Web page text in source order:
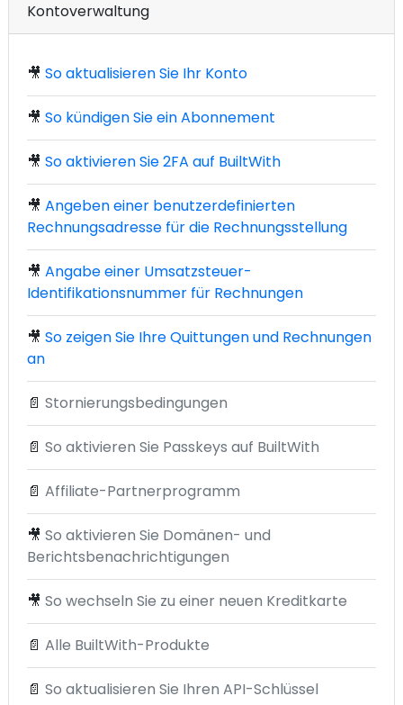
Kontoverwaltung
🎥 So aktualisieren Sie Ihr Konto
🎥 So kündigen Sie ein Abonnement
🎥 So aktivieren Sie 2FA auf BuiltWith
🎥 Angeben einer benutzerdefinierten
Rechnungsadresse für die Rechnungsstellung
🎥 Angabe einer Umsatzsteuer-
Identifikationsnummer für Rechnungen
🎥 So zeigen Sie Ihre Quittungen und Rechnungen
an
📄 Stornierungsbedingungen
📄 So aktivieren Sie Passkeys auf BuiltWith
📄 Affiliate-Partnerprogramm
🎥 So aktivieren Sie Domänen- und
Berichtsbenachrichtigungen
🎥 So wechseln Sie zu einer neuen Kreditkarte
📄 Alle BuiltWith-Produkte
📄 So aktualisieren Sie Ihren API-Schlüssel